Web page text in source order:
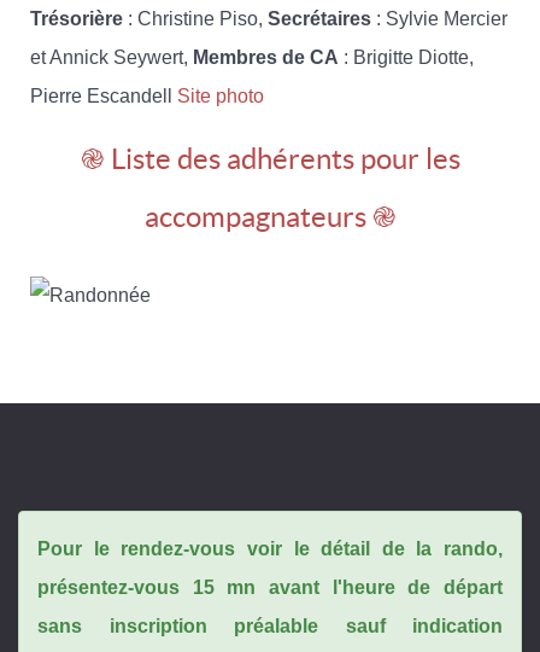
Trésorière : Christine Piso, Secrétaires : Sylvie Mercier
et Annick Seywert, Membres de CA : Brigitte Diotte,
Pierre Escandell Site photo
֎ Liste des adhérents pour les
accompagnateurs ֎
Pour le rendez-vous voir le détail de la rando,
présentez-vous 15 mn avant l'heure de départ
sans inscription préalable sauf indication